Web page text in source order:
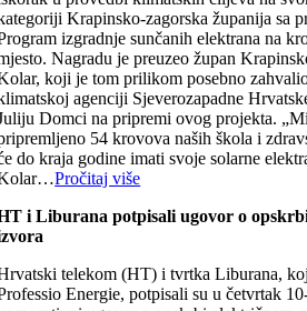
Krapinsko-zagorska županija sa
izgradnje sunčanih elektrana na
Nagradu je preuzeo župan
koji je tom prilikom posebno
agenciji Sjeverozapadne
Domci na pripremi ovog projekta.
54 krovova naših škola i
do kraja godine imati svoje solarne
Pročitaj više
i Liburana potpisali ugovor o
telekom (HT) i tvrtka Liburana,
Energie, potpisali su u četvrtak